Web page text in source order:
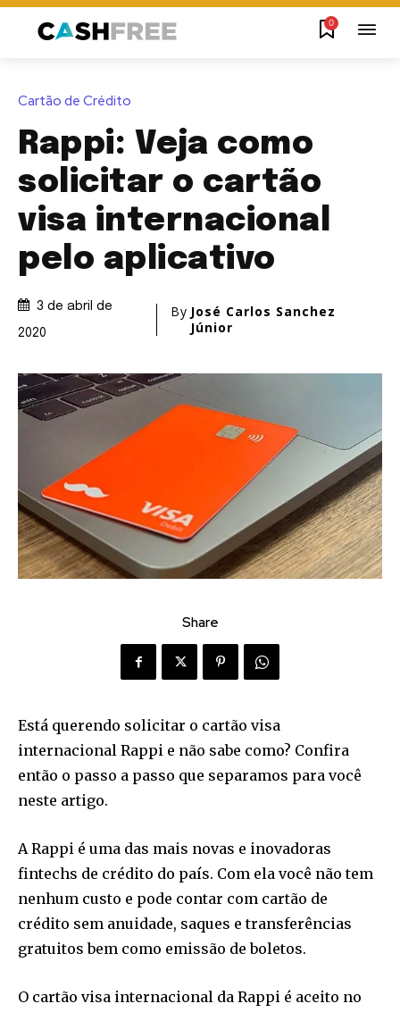
0
Cartão de Crédito
Rappi: Veja como
solicitar o cartão
visa internacional
pelo aplicativo
3 de abril de
2020
By José Carlos Sanchez
Júnior
Share
Está querendo solicitar o cartão visa
internacional Rappi e não sabe como? Confira
então o passo a passo que separamos para você
neste artigo.
A Rappi é uma das mais novas e inovadoras
fintechs de crédito do país. Com ela você não tem
nenhum custo e pode contar com cartão de
crédito sem anuidade, saques e transferências
gratuitos bem como emissão de boletos.
O cartão visa internacional da Rappi é aceito no